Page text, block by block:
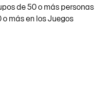
de 50 o más personas
más en los Juegos